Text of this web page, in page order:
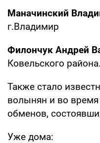
Маначинский
г.Владимир
Филончук Андрей
Ковельского района.
Также стало
волынян и во
обменов,
Уже дома: